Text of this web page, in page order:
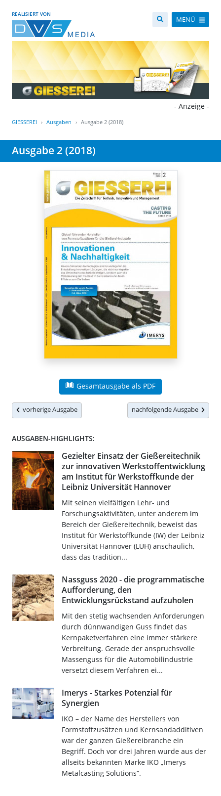
REALISIERT VON
MENÜ
- Anzeige -
GIESSEREI Ausgaben Ausgabe 2 (2018)
Ausgabe 2 (2018)
Gesamtausgabe als PDF
vorherige Ausgabe nachfolgende Ausgabe
AUSGABEN-HIGHLIGHTS:
Gezielter Einsatz der Gießereitechnik
zur innovativen Werkstoffentwicklung
am Institut für Werkstoffkunde der
Leibniz Universität Hannover
Mit seinen vielfältigen Lehr- und
Forschungsaktivitäten, unter anderem im
Bereich der Gießereitechnik, beweist das
Institut für Werkstoffkunde (IW) der Leibniz
Universität Hannover (LUH) anschaulich,
dass das tradition...
Nassguss 2020 - die programmatische
Aufforderung, den
Entwicklungsrückstand aufzuholen
Mit den stetig wachsenden Anforderungen
durch dünnwandigen Guss findet das
Kernpaketverfahren eine immer stärkere
Verbreitung. Gerade der anspruchsvolle
Massenguss für die Automobilindustrie
versetzt diesem Verfahren ei...
Imerys - Starkes Potenzial für
Synergien
IKO – der Name des Herstellers von
Formstoffzusätzen und Kernsandadditiven
war der ganzen Gießereibranche ein
Begriff. Doch vor drei Jahren wurde aus der
allseits bekannten Marke IKO „Imerys
Metalcasting Solutions“.